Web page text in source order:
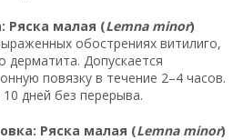
Ряска малая (Lemna minor)
обострениях витилиго,
дерматита. Допускается
повязку в течение 2–4 часов.
дней без перерыва.
Ряска малая (Lemna minor)